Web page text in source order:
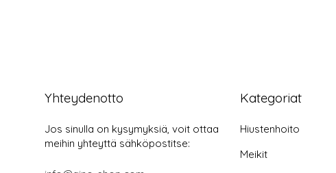
Yhteydenotto
Jos sinulla on kysymyksiä, voit ottaa
meihin yhteyttä sähköpostitse:
Kategoriat
Hiustenhoito
Meikit